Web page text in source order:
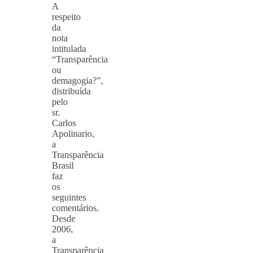
A
respeito
da
nota
intitulada
“Transparência
ou
demagogia?”,
distribuída
pelo
sr.
Carlos
Apolinario,
a
Transparência
Brasil
faz
os
seguintes
comentários.
Desde
2006,
a
Transparência